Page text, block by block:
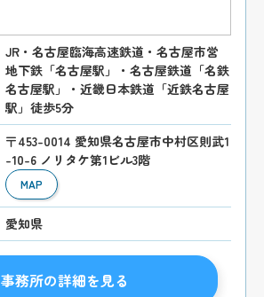
JR・名古屋臨海高速鉄道・名古屋市営
地下鉄「名古屋駅」・名古屋鉄道「名鉄
名古屋駅」・近畿日本鉄道「近鉄名古屋
駅」徒歩5分
〒453-0014 愛知県名古屋市中村区則武1
-10-6 ノリタケ第1ビル3階
MAP
愛知県
事務所の詳細を見る